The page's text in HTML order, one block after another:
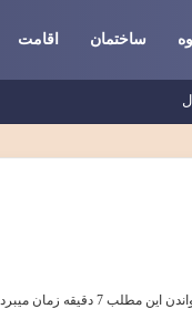
ساختمان اقامت
این مطلب 7 دقیقه زمان میبرد